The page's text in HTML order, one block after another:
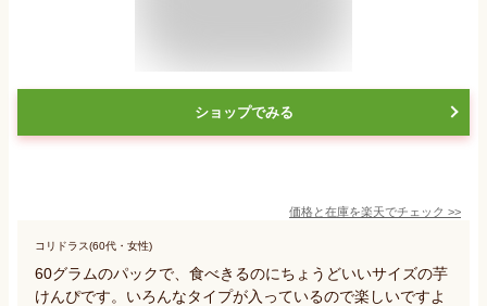
ショップでみる
価格と在庫を楽天でチェック >>
コリドラス(60代・女性)
60グラムのパックで、食べきるのにちょうどいいサイズの芋
けんぴです。いろんなタイプが入っているので楽しいですよ